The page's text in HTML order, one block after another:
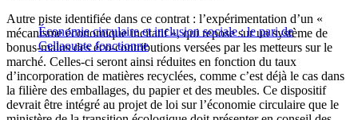
Économie circulaire et inclusion sociale : le pari de
Cellaouate fonctionne
Autre piste identifiée dans ce contrat : l’expérimentation d’un «
mécanisme économique incitatif », qui repose sur un système de
bonus-malus des éco-contributions versées par les metteurs sur le
marché. Celles-ci seront ainsi réduites en fonction du taux
d’incorporation de matières recyclées, comme c’est déjà le cas dans
la filière des emballages, du papier et des meubles. Ce dispositif
devrait être intégré au projet de loi sur l’économie circulaire que le